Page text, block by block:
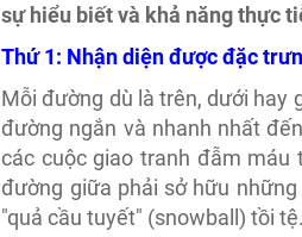
sự hiểu biết và khả năng thực
Thứ 1: Nhận diện được đặc
Mỗi đường dù là trên, dưới hay
đường ngắn và nhanh nhất
các cuộc giao tranh đẫm máu
đường giữa phải sở hữu
"quả cầu tuyết" (snowball) tồi tệ.